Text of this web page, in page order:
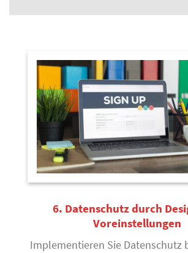
6. Datenschutz durch
Voreinstellungen
Implementieren Sie Datenschutz